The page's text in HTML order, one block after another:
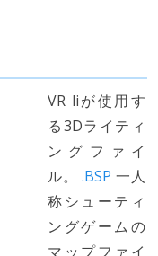
VR liが使用す
る3Dライティ
ングファイ
ル。.BSP 一人
称シューティ
ングゲームの
マップファイ